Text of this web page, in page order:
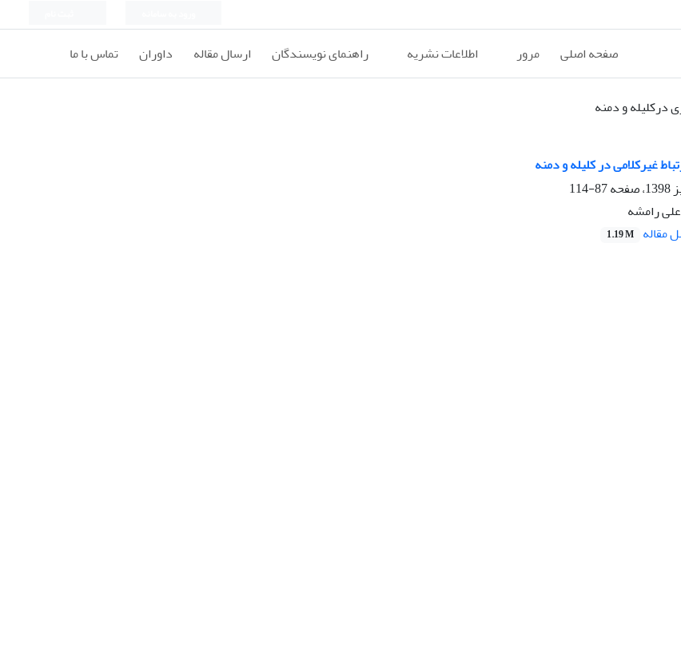
صفحه اصلی مرور اطلاعات نشریه راهنمای نویسندگان ارسال مقاله داوران تماس با ما
درکلیله و دمنه
غیرکلامی در کلیله و دمنه
87-114
رامشه
مقاله 1.19 M